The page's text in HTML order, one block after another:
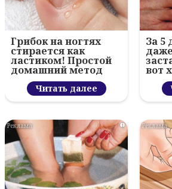
Грибок на ногтях
стирается как
ластиком! Простой
домашний метод
Читать далее
За 5
вот
i